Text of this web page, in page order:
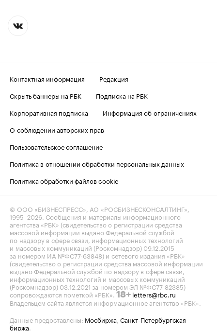
Контактная информация
Редакция
Скрыть баннеры на РБК
Подписка на РБК
Корпоративная подписка
Информация об ограничениях
О соблюдении авторских прав
Пользовательское соглашение
Политика в отношении обработки персональных данных
Политика обработки файлов cookie
© ООО «БИЗНЕСПРЕСС», АО «РОСБИЗНЕСКОНСАЛТИНГ»,
1995–2026. Сообщения и материалы информационного
агентства «РБК» (свидетельство о регистрации средства
массовой информации выдано Федеральной службой
по надзору в сфере связи, информационных технологий
и массовых коммуникаций (Роскомнадзор) 09.12.2015
за номером ИА №ФС77-63848) и сетевого издания «РБК»
(свидетельство о регистрации средства массовой информации
выдано Федеральной службой по надзору в сфере связи,
информационных технологий и массовых коммуникаций
(Роскомнадзор) 03.12.2021 за номером ЭЛ №ФС77-82385)
сопровождаются пометкой «РБК». 18+ letters@rbc.ru
Владельцем сайта является информационное агентство «РБК».
Данные предоставлены: Мосбиржа, Санкт-Петербургская
биржа.